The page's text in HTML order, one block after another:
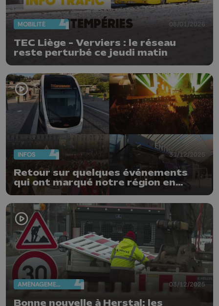
MOBILITÉ 08/01/2026
TEC Liège - Verviers : le réseau
reste perturbé ce jeudi matin
INFOS 31/12/2025
Retour sur quelques événements
qui ont marqué notre région en
2025
AMÉNAGEMENT DU TERRITOIRE 03/12/2025
Bonne nouvelle à Herstal: les